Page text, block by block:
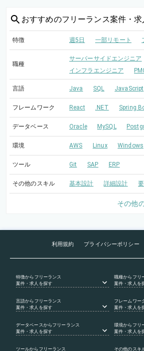
おすすめのフリーランス案件・求
特徴 週5日 一部リモート
職種
サーバーサイドエンジニア
インフラエンジニア
言語 Java SQL JavaScript
フレームワーク React .NET Spring
データベース Oracle MySQL
環境 AWS Linux Windows
ツール Git SAP ERP
その他のスキル 基本設計 詳細設計
その他
利用規約 プライバシーポリシー
特徴からフリーランス
案件・求人を探す
職種からフリ
案件・求人を
言語からフリーランス
案件・求人を探す
フレームワー
案件・求人を
データベース からフリーランス
案件・求人を探す
環境からフリ
案件・求人を
ツールからフリーランス その他のスキ